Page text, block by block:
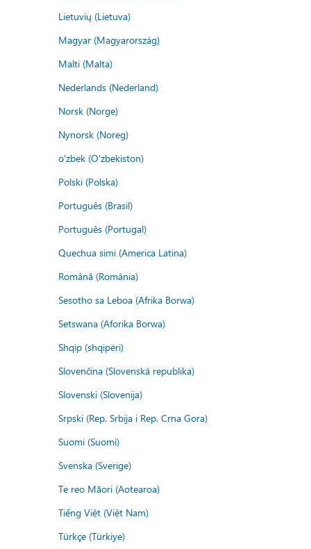
Lietuvių (Lietuva)
Magyar (Magyarország)
Malti (Malta)
Nederlands (Nederland)
Norsk (Norge)
Nynorsk (Noreg)
o'zbek (O'zbekiston)
Polski (Polska)
Português (Brasil)
Português (Portugal)
Quechua simi (America Latina)
Română (România)
Sesotho sa Leboa (Afrika Borwa)
Setswana (Aforika Borwa)
Shqip (shqipëri)
Slovenčina (Slovenská republika)
Slovenski (Slovenija)
Srpski (Rep. Srbija i Rep. Crna Gora)
Suomi (Suomi)
Svenska (Sverige)
Te reo Māori (Aotearoa)
Tiếng Việt (Việt Nam)
Türkçe (Türkiye)